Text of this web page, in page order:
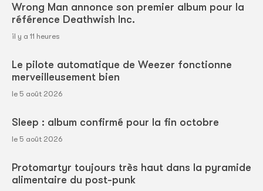
Wrong Man annonce son premier album pour la
référence Deathwish Inc.
il y a 11 heures
Le pilote automatique de Weezer fonctionne
merveilleusement bien
le 5 août 2026
Sleep : album confirmé pour la fin octobre
le 5 août 2026
Protomartyr toujours très haut dans la pyramide
alimentaire du post-punk